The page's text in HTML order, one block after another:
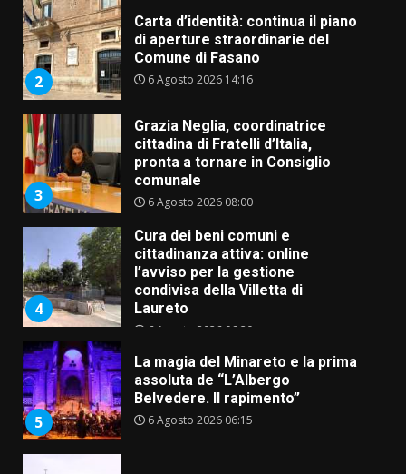
2
Carta d’identità: continua il piano
di aperture straordinarie del
Comune di Fasano
6 Agosto 2026 14:16
3
Grazia Neglia, coordinatrice
cittadina di Fratelli d’Italia,
pronta a tornare in Consiglio
comunale
6 Agosto 2026 08:00
4
Cura dei beni comuni e
cittadinanza attiva: online
l’avviso per la gestione
condivisa della Villetta di
Laureto
6 Agosto 2026 06:20
5
La magia del Minareto e la prima
assoluta de “L’Albergo
Belvedere. Il rapimento”
6 Agosto 2026 06:15